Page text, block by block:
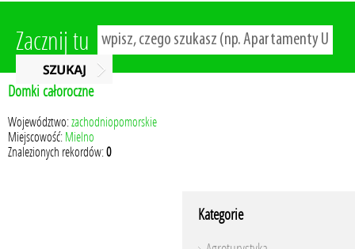
Zacznij tu
Domki całoroczne
Województwo:zachodniopomorskie
Miejscowość: Mielno
Znalezionych rekordów:0
Kategorie